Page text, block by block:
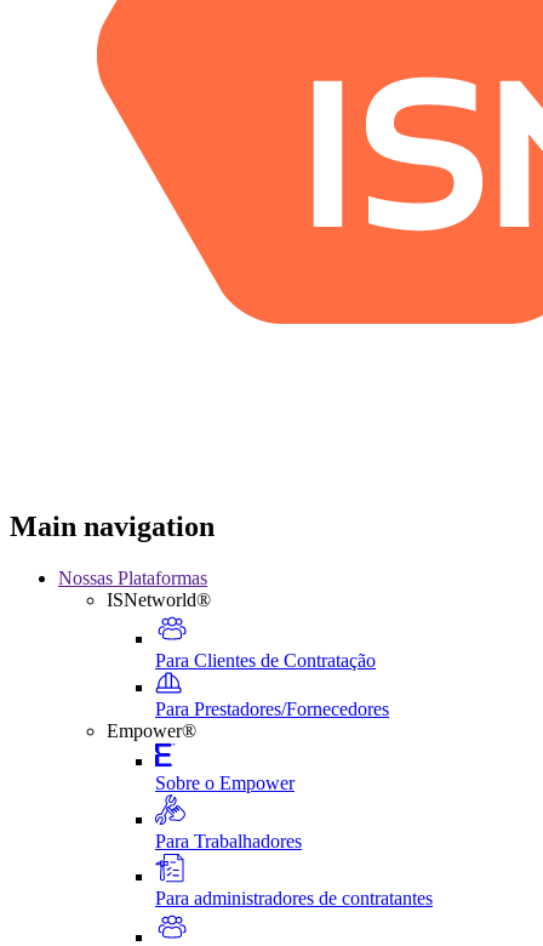
Main navigation
Nossas Plataformas
ISNetworld®
Para Clientes de Contratação
Para Prestadores/Fornecedores
Empower®
Sobre o Empower
Para Trabalhadores
Para administradores de contratantes